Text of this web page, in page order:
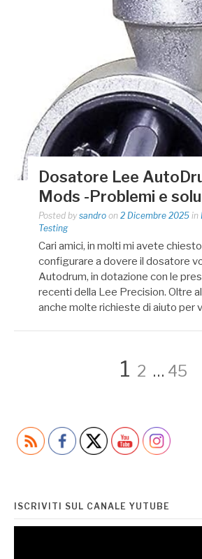
Dosatore Lee
Mods -Problemi e
Posted by sandro on 2 Dicembre 2025 in
Testing
Cari amici, in molti mi avete
configurare a dovere il dosatore
Autodrum, in dotazione con le
recenti della Lee Precision. Oltre
anche molte richieste di aiuto per
Paginazione
degli
articoli
Page
1 Page
2 … Page
45
ISCRIVITI SUL CANALE YUTUBE